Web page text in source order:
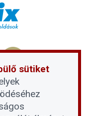
sütiket